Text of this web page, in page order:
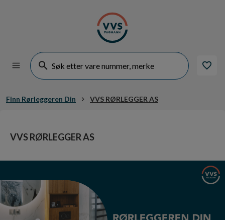
Finn Rørleggeren Din VVS RØRLEGGER AS
VVS RØRLEGGER AS